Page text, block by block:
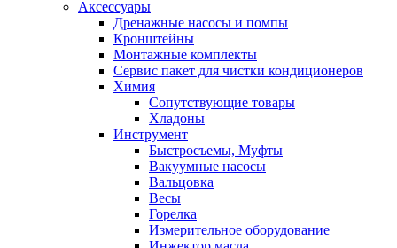
Аксессуары
Дренажные насосы и помпы
Кронштейны
Монтажные комплекты
Сервис пакет для чистки кондиционеров
Химия
Сопутствующие товары
Хладоны
Инструмент
Быстросъемы, Муфты
Вакуумные насосы
Вальцовка
Весы
Горелка
Измерительное оборудование